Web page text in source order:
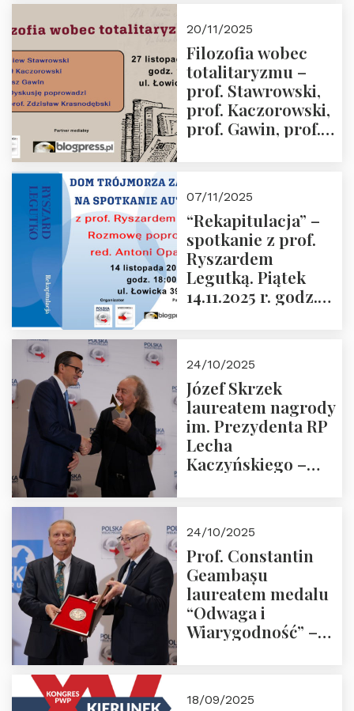
Przemysław
Sobolewski – 4
grudnia 2025 r.
godz. 18:00.
20/11/2025
Filozofia wobec
totalitaryzmu –
prof. Stawrowski,
prof. Kaczorowski,
prof. Gawin, prof.
07/11/2025
“Rekapitulacja” –
spotkanie z prof.
Ryszardem
Legutką. Piątek
14.11.2025 r. godz.
24/10/2025
Józef Skrzek
laureatem nagrody
im. Prezydenta RP
Lecha
Kaczyńskiego –
24/10/2025
Prof. Constantin
Geambașu
laureatem medalu
“Odwaga i
Wiarygodność” –
18/09/2025